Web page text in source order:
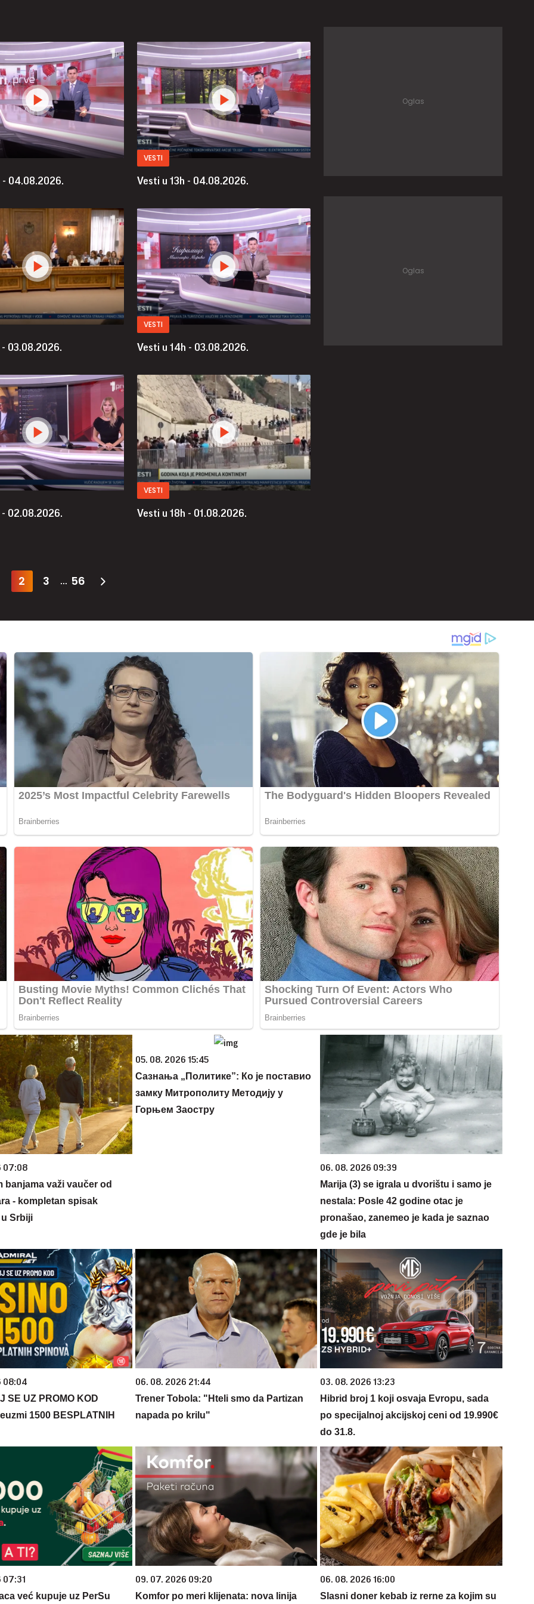
- 04.08.2026.
VESTI
Vesti u 13h - 04.08.2026.
- 03.08.2026.
VESTI
Vesti u 14h - 03.08.2026.
- 02.08.2026.
VESTI
Vesti u 18h - 01.08.2026.
2 3 ... 56
07:08
banjama važi vaučer od
- kompletan spisak
Srbiji
05. 08. 2026 15:45
Сазнања „Политике”: Ко је поставио
замку Митрополиту Методију у
Горњем Заостру
06. 08. 2026 09:39
Marija (3) se igrala u dvorištu i samo je
nestala: Posle 42 godine otac je
pronašao, zanemeo je kada je saznao
gde je bila
08:04
SE UZ PROMO KOD
1500 BESPLATNIH
06. 08. 2026 21:44
Trener Tobola: "Hteli smo da Partizan
napada po krilu"
03. 08. 2026 13:23
Hibrid broj 1 koji osvaja Evropu, sada
po specijalnoj akcijskoj ceni od 19.990€
do 31.8.
07:31
već kupuje uz PerSu
09. 07. 2026 09:20
Komfor po meri klijenata: nova linija
06. 08. 2026 16:00
Slasni doner kebab iz rerne za kojim su